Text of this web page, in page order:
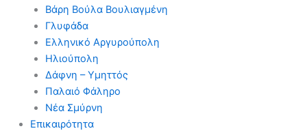
Βάρη Βούλα Βουλιαγμένη
Γλυφάδα
Ελληνικό Αργυρούπολη
Ηλιούπολη
Δάφνη – Υμηττός
Παλαιό Φάληρο
Νέα Σμύρνη
Επικαιρότητα